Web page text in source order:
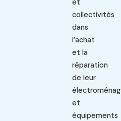
et
collectivités
dans
l’achat
et la
réparation
de leur
et
équipements